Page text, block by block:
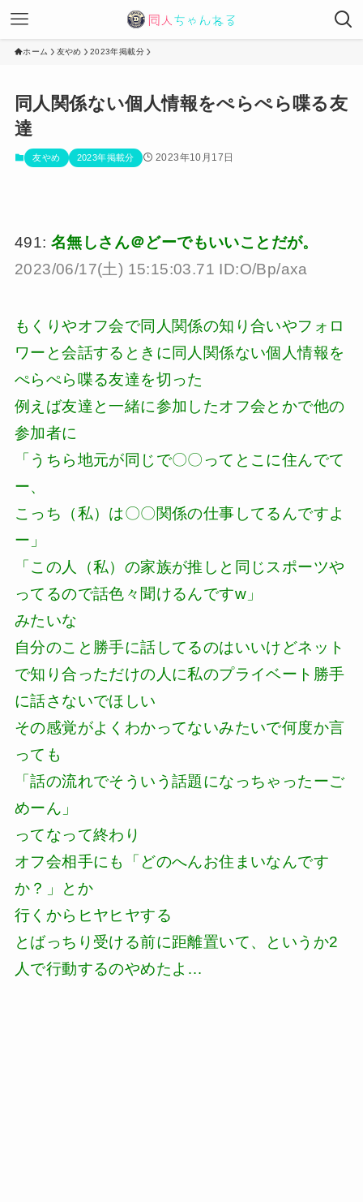
ホーム 友やめ 2023年掲載分
同人関係ない個人情報をぺらぺら喋る友
達
友やめ 2023年掲載分 2023年10月17日
491: 名無しさん＠どーでもいいことだが。
2023/06/17(土) 15:15:03.71 ID:O/Bp/axa
もくりやオフ会で同人関係の知り合いやフォロ
ワーと会話するときに同人関係ない個人情報を
ぺらぺら喋る友達を切った
例えば友達と一緒に参加したオフ会とかで他の
参加者に
「うちら地元が同じで〇〇ってとこに住んでて
ー、
こっち（私）は〇〇関係の仕事してるんですよ
ー」
「この人（私）の家族が推しと同じスポーツや
ってるので話色々聞けるんですw」
みたいな
自分のこと勝手に話してるのはいいけどネット
で知り合っただけの人に私のプライベート勝手
に話さないでほしい
その感覚がよくわかってないみたいで何度か言
っても
「話の流れでそういう話題になっちゃったーご
めーん」
ってなって終わり
オフ会相手にも「どのへんお住まいなんです
か？」とか
行くからヒヤヒヤする
とばっちり受ける前に距離置いて、というか2
人で行動するのやめたよ…